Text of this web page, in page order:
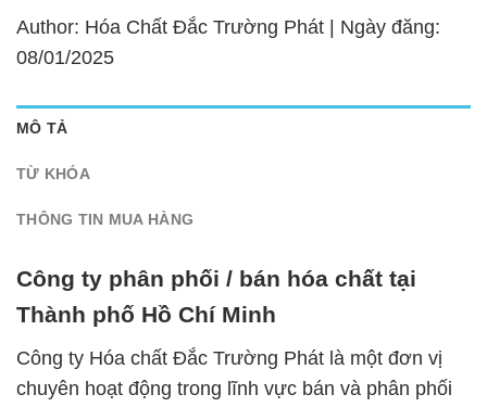
Author: Hóa Chất Đắc Trường Phát | Ngày đăng:
08/01/2025
MÔ TẢ
TỪ KHÓA
THÔNG TIN MUA HÀNG
Công ty phân phối / bán hóa chất tại
Thành phố Hồ Chí Minh
Công ty Hóa chất Đắc Trường Phát là một đơn vị
chuyên hoạt động trong lĩnh vực bán và phân phối